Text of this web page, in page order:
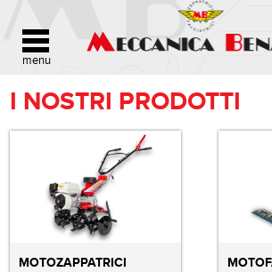
I NOSTRI PRODOTTI
MOTOZAPPATRICI